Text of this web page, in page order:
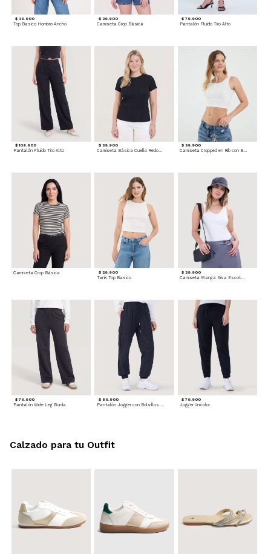
$ 39.900
Top Basico Hombro Ancho
$ 39.900
Camiseta Crop Básica
$ 79.900
Pantalón Fluido Tiro Alto
$ 109.900
Pantalón Fluido Tiro Alto
$ 39.900
Camiseta Básica Cuello Redondo
$ 39.900
Camiseta Cropped en Rib con Botones
Camiseta Crop Básica $ 29.900
Tank Top Basico
$ 29.900
Camiseta Manga Sisa Escotada
$ 79.900
Pantalón Wide Leg Burda
$ 89.900
Pantalón Jogger con Bolsillos Cargo
$ 79.900
Jogger Unicolor
Calzado para tu Outfit